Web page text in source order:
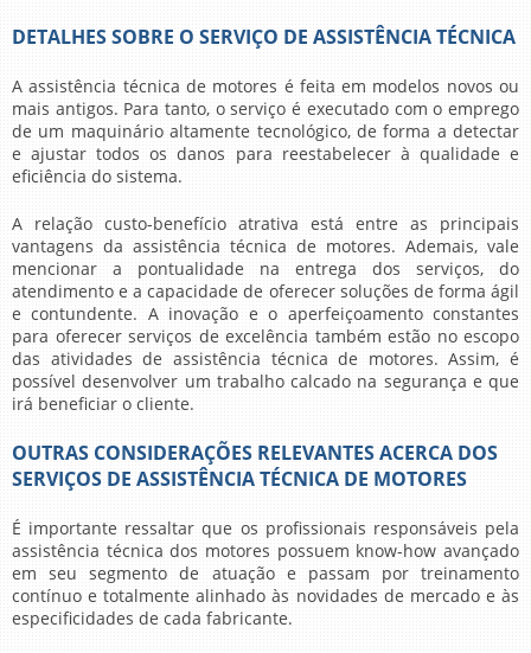
DETALHES SOBRE O SERVIÇO DE ASSISTÊNCIA TÉCNICA
Aassistência técnica de motores é feita em modelos novos ou
mais antigos. Para tanto, o serviço é executado com o emprego
de um maquinário altamente tecnológico, de forma a detectar
e ajustar todos os danos para reestabelecer à qualidade e
eficiência do sistema.
A relação custo-benefício atrativa está entre as principais
vantagens da assistência técnica de motores. Ademais, vale
mencionar a pontualidade na entrega dos serviços, do
atendimento e a capacidade de oferecer soluções de forma ágil
e contundente. A inovação e o aperfeiçoamento constantes
para oferecer serviços de excelência também estão no escopo
das atividades de assistência técnica de motores. Assim, é
possível desenvolver um trabalho calcado na segurança e que
irá beneficiar o cliente.
OUTRAS CONSIDERAÇÕES RELEVANTES ACERCA DOS
SERVIÇOS DE ASSISTÊNCIA TÉCNICA DE MOTORES
É importante ressaltar que os profissionais responsáveis pela
assistência técnica dos motores possuem know-how avançado
em seu segmento de atuação e passam por treinamento
contínuo e totalmente alinhado às novidades de mercado e às
especificidades de cada fabricante.